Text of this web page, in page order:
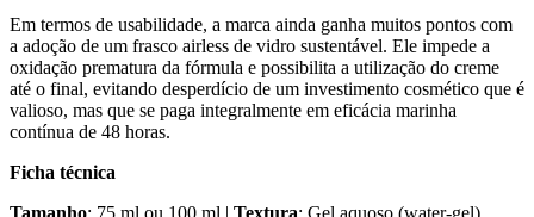
Em termos de usabilidade, a marca ainda ganha muitos pontos com
a adoção de um frasco airless de vidro sustentável. Ele impede a
oxidação prematura da fórmula e possibilita a utilização do creme
até o final, evitando desperdício de um investimento cosmético que é
valioso, mas que se paga integralmente em eficácia marinha
contínua de 48 horas.
Ficha técnica